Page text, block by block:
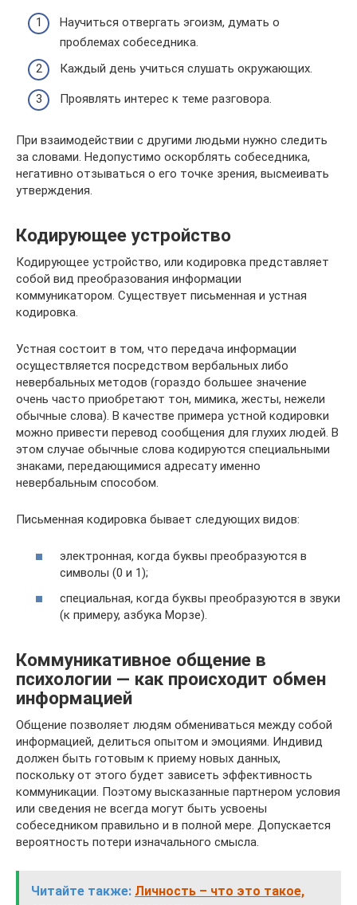
Научиться отвергать эгоизм, думать о
проблемах собеседника.
Каждый день учиться слушать окружающих.
Проявлять интерес к теме разговора.
При взаимодействии с другими людьми нужно следить
за словами. Недопустимо оскорблять собеседника,
негативно отзываться о его точке зрения, высмеивать
утверждения.
Кодирующее устройство
Кодирующее устройство, или кодировка представляет
собой вид преобразования информации
коммуникатором. Существует письменная и устная
кодировка.
Устная состоит в том, что передача информации
осуществляется посредством вербальных либо
невербальных методов (гораздо большее значение
очень часто приобретают тон, мимика, жесты, нежели
обычные слова). В качестве примера устной кодировки
можно привести перевод сообщения для глухих людей. В
этом случае обычные слова кодируются специальными
знаками, передающимися адресату именно
невербальным способом.
Письменная кодировка бывает следующих видов:
электронная, когда буквы преобразуются в
символы (0 и 1);
специальная, когда буквы преобразуются в звуки
(к примеру, азбука Морзе).
Коммуникативное общение в
психологии — как происходит обмен
информацией
Общение позволяет людям обмениваться между собой
информацией, делиться опытом и эмоциями. Индивид
должен быть готовым к приему новых данных,
поскольку от этого будет зависеть эффективность
коммуникации. Поэтому высказанные партнером условия
или сведения не всегда могут быть усвоены
собеседником правильно и в полной мере. Допускается
вероятность потери изначального смысла.
Читайте также: Личность – что это такое,